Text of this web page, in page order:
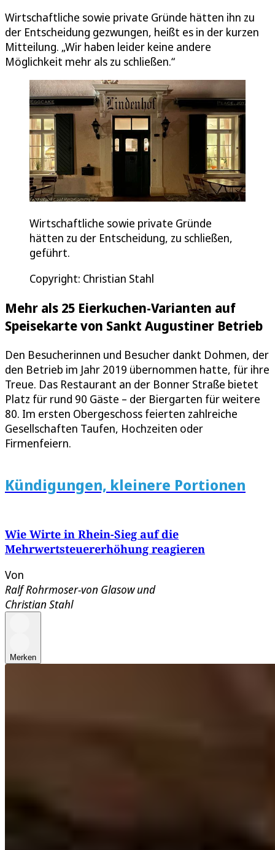
Wirtschaftliche sowie private Gründe hätten ihn zu
der Entscheidung gezwungen, heißt es in der kurzen
Mitteilung. „Wir haben leider keine andere
Möglichkeit mehr als zu schließen.“
Wirtschaftliche sowie private Gründe
hätten zu der Entscheidung, zu schließen,
geführt.
Copyright: Christian Stahl
Mehr als 25 Eierkuchen-Varianten auf
Speisekarte von Sankt Augustiner Betrieb
Den Besucherinnen und Besucher dankt Dohmen, der
den Betrieb im Jahr 2019 übernommen hatte, für ihre
Treue. Das Restaurant an der Bonner Straße bietet
Platz für rund 90 Gäste – der Biergarten für weitere
80. Im ersten Obergeschoss feierten zahlreiche
Gesellschaften Taufen, Hochzeiten oder
Firmenfeiern.
Kündigungen, kleinere Portionen
Wie Wirte in Rhein-Sieg auf die
Mehrwertsteuererhöhung reagieren
Von
Ralf Rohrmoser-von Glasowund
Christian Stahl
Merken